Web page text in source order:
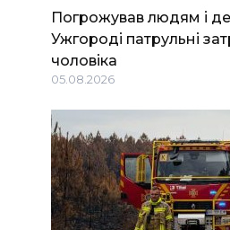
Погрожував людям і
Ужгороді патрульні
чоловіка
05.08.2026